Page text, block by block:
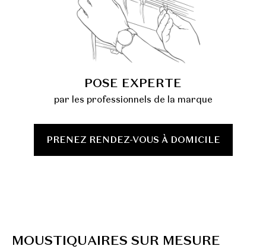
POSE EXPERTE
par les professionnels de la marque
PRENEZ RENDEZ-VOUS À DOMICILE
MOUSTIQUAIRES SUR MESURE